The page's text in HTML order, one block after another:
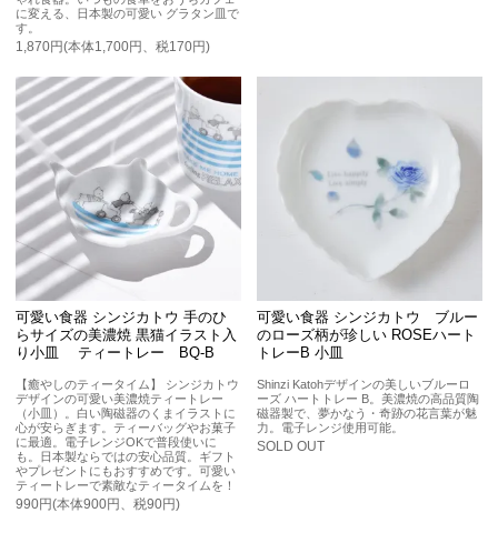
に変える、日本製の可愛い グラタン皿で
す。
1,870円(本体1,700円、税170円)
可愛い食器 シンジカトウ 手のひ
らサイズの美濃焼 黒猫イラスト入
り小皿 ティートレー BQ-B
【癒やしのティータイム】 シンジカトウ
デザインの可愛い美濃焼ティートレー
（小皿）。白い陶磁器のくまイラストに
心が安らぎます。ティーバッグやお菓子
に最適。電子レンジOKで普段使いに
も。日本製ならではの安心品質。ギフト
やプレゼントにもおすすめです。可愛い
ティートレーで素敵なティータイムを！
990円(本体900円、税90円)
可愛い食器 シンジカトウ ブルー
のローズ柄が珍しい ROSEハート
トレーB 小皿
Shinzi Katohデザインの美しいブルーロ
ーズ ハートトレー B。美濃焼の高品質陶
磁器製で、夢かなう・奇跡の花言葉が魅
力。電子レンジ使用可能。
SOLD OUT